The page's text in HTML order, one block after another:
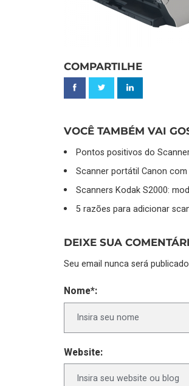
COMPARTILHE
VOCÊ TAMBÉM VAI
Pontos positivos do
Scanner portátil Canon
Scanners Kodak S2000:
5 razões para adicionar
DEIXE SUA
Seu email nunca será
Nome*:
Website: